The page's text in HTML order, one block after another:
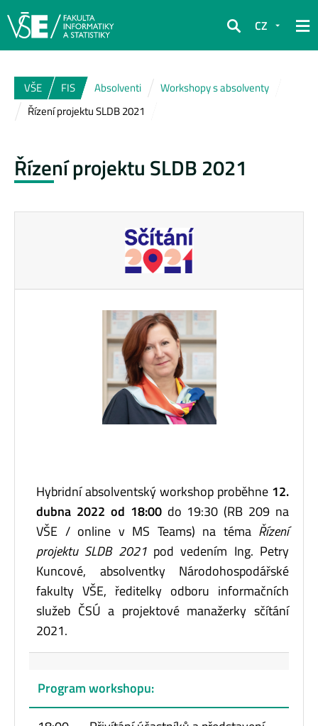
Hledat
CZ
VŠE FIS Absolventi
Workshopy s absolventy
Řízení projektu SLDB 2021
Řízení projektu SLDB 2021
Hybridní absolventský workshop proběhne 12.
dubna 2022 od 18:00do 19:30 (RB 209 na
VŠE / online v MS Teams) na téma Řízení
projektu SLDB 2021 pod vedením Ing. Petry
Kuncové, absolventky Národohospodářské
fakulty VŠE, ředitelky odboru informačních
služeb ČSÚ a projektové manažerky sčítání
2021.
Program workshopu: